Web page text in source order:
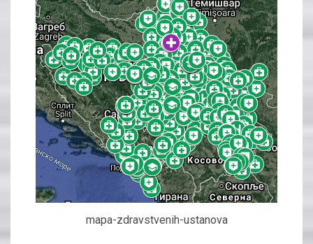
mapa-zdravstvenih-ustanova